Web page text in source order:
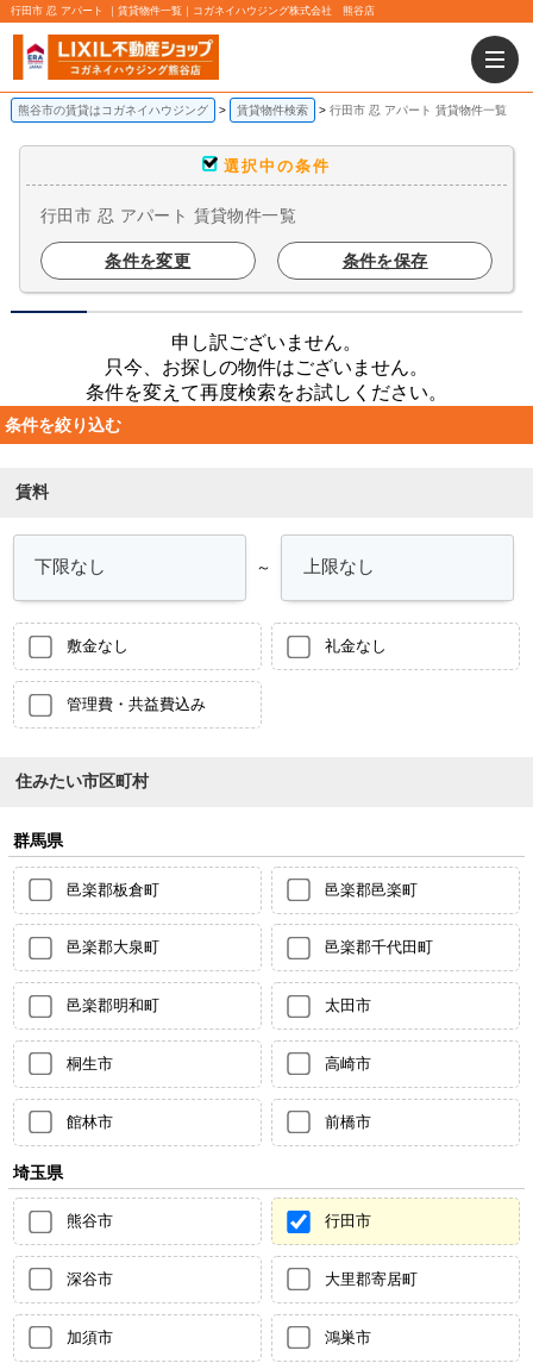
行田市 忍 アパート ｜賃貸物件一覧｜コガネイハウジング株式会社 熊谷店
熊谷市の賃貸はコガネイハウジング 賃貸物件検索 行田市 忍 アパート 賃貸物件一覧
選択中の条件
行田市 忍 アパート 賃貸物件一覧
条件を変更 条件を保存
申し訳ございません。
只今、お探しの物件はございません。
条件を変えて再度検索をお試しください。
条件を絞り込む
賃料
～
敷金なし 礼金なし
管理費・共益費込み
住みたい市区町村
群馬県
邑楽郡板倉町 邑楽郡邑楽町
邑楽郡大泉町 邑楽郡千代田町
邑楽郡明和町 太田市
桐生市 高崎市
館林市 前橋市
埼玉県
熊谷市 行田市
深谷市 大里郡寄居町
加須市 鴻巣市